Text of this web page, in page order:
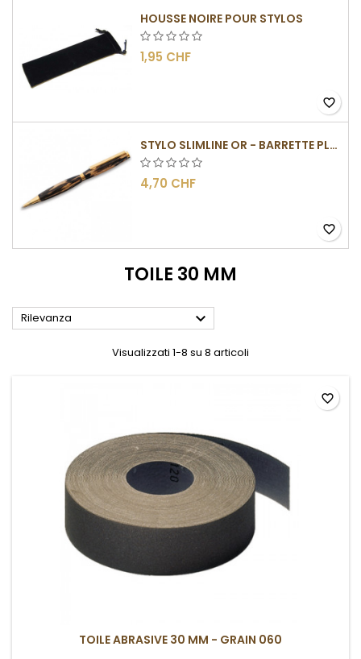
HOUSSE NOIRE POUR STYLOS
1,95 CHF
favorite_border
STYLO SLIMLINE OR - BARRETTE PLATE
4,70 CHF
favorite_border
TOILE 30 MM
Rilevanza 
Visualizzati 1-8 su 8 articoli
TOILE ABRASIVE 30 MM - GRAIN 060
favorite_border